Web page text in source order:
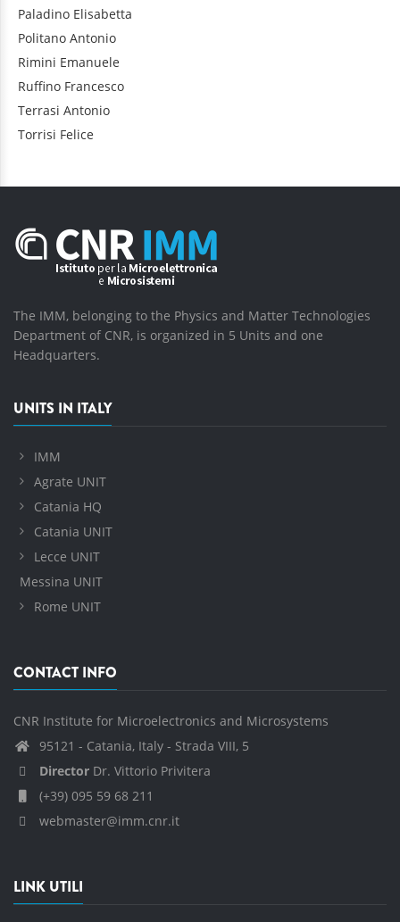
Paladino Elisabetta
Politano Antonio
Rimini Emanuele
Ruffino Francesco
Terrasi Antonio
Torrisi Felice
The IMM, belonging to the Physics and Matter Technologies
Department of CNR, is organized in 5 Units and one
Headquarters.
UNITS IN ITALY
IMM
Agrate UNIT
Catania HQ
Catania UNIT
Lecce UNIT
Messina UNIT
Rome UNIT
CONTACT INFO
CNR Institute for Microelectronics and Microsystems
95121 - Catania, Italy - Strada VIII, 5
Director Dr. Vittorio Privitera
(+39) 095 59 68 211
webmaster@imm.cnr.it
LINK UTILI